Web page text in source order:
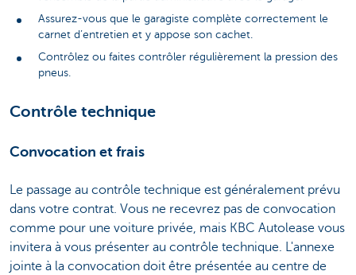
Assurez-vous que le garagiste complète correctement le
carnet d’entretien et y appose son cachet.
Contrôlez ou faites contrôler régulièrement la pression des
pneus.
Contrôle technique
Convocation et frais
Le passage au contrôle technique est généralement prévu
dans votre contrat. Vous ne recevrez pas de convocation
comme pour une voiture privée, mais KBC Autolease vous
invitera à vous présenter au contrôle technique. L'annexe
jointe à la convocation doit être présentée au centre de